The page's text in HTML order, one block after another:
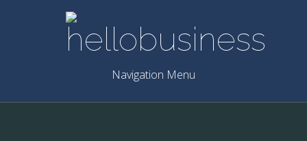
Navigation Menu